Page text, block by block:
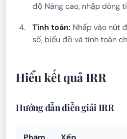
độ Nâng cao, nhập dòng
Tính toán: Nhấp vào nút
số, biểu đồ và tính toán
Hiểu kết quả IRR
Hướng dẫn diễn giải IRR